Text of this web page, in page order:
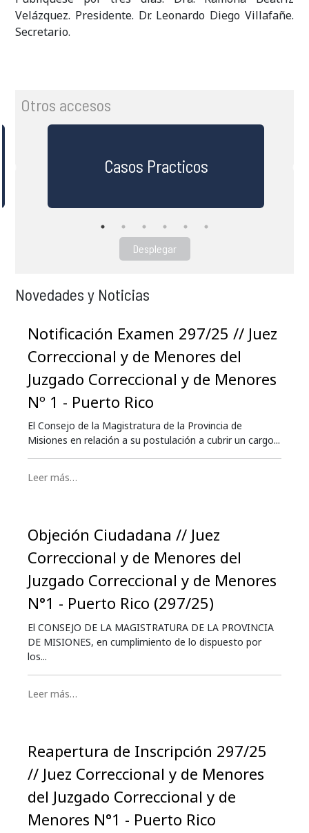
Velázquez. Presidente. Dr. Leonardo Diego Villafañe.
Secretario.
Otros accesos
Casos Practicos
Desplegar
Novedades y Noticias
Notificación Examen 297/25 // Juez
Correccional y de Menores del
Juzgado Correccional y de Menores
Nº 1 - Puerto Rico
El Consejo de la Magistratura de la Provincia de
Misiones en relación a su postulación a cubrir un cargo...
Leer más…
Objeción Ciudadana // Juez
Correccional y de Menores del
Juzgado Correccional y de Menores
N°1 - Puerto Rico (297/25)
El CONSEJO DE LA MAGISTRATURA DE LA PROVINCIA
DE MISIONES, en cumplimiento de lo dispuesto por
los...
Leer más…
Reapertura de Inscripción 297/25
// Juez Correccional y de Menores
del Juzgado Correccional y de
Menores N°1 - Puerto Rico